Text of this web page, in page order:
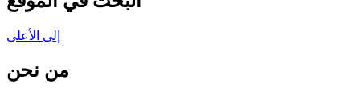
إلى الأعلى
من نحن